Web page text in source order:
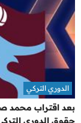
بعد اقتراب محمد
حقوق الدوري
الدوري التركي